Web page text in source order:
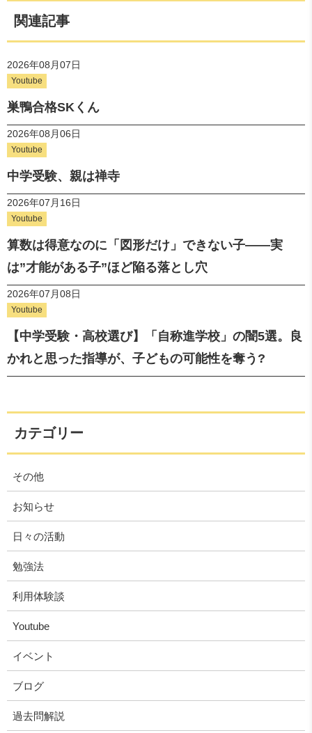
関連記事
2026年08月07日
Youtube
巣鴨合格SKくん
2026年08月06日
Youtube
中学受験、親は禅寺
2026年07月16日
Youtube
算数は得意なのに「図形だけ」できない子——実
は”才能がある子”ほど陥る落とし穴
2026年07月08日
Youtube
【中学受験・高校選び】「自称進学校」の闇5選。良
かれと思った指導が、子どもの可能性を奪う?
カテゴリー
その他
お知らせ
日々の活動
勉強法
利用体験談
Youtube
イベント
ブログ
過去問解説